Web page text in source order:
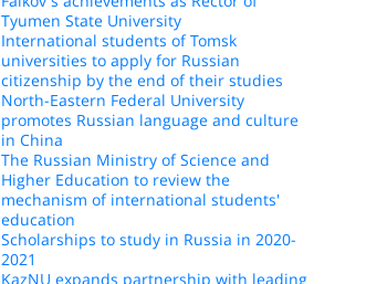
Tyumen State University
International students of Tomsk
universities to apply for Russian
citizenship by the end of their studies
North-Eastern Federal University
promotes Russian language and culture
in China
The Russian Ministry of Science and
Higher Education to review the
mechanism of international students'
education
Scholarships to study in Russia in 2020-
2021
KazNU expands partnership with leading